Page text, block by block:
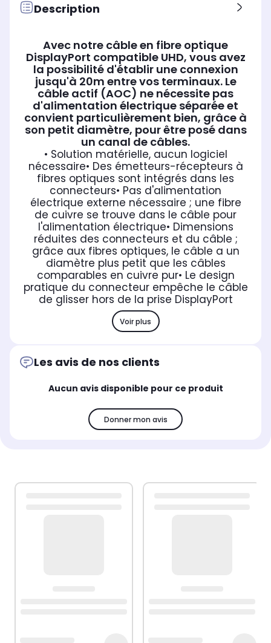
Description
Avec notre câble en fibre optique
DisplayPort compatible UHD, vous avez
la possibilité d'établir une connexion
jusqu'à 20m entre vos terminaux. Le
câble actif (AOC) ne nécessite pas
d'alimentation électrique séparée et
convient particulièrement bien, grâce à
son petit diamètre, pour être posé dans
un canal de câbles.
• Solution matérielle, aucun logiciel
nécessaire• Des émetteurs-récepteurs à
fibres optiques sont intégrés dans les
connecteurs• Pas d'alimentation
électrique externe nécessaire ; une fibre
de cuivre se trouve dans le câble pour
l'alimentation électrique• Dimensions
réduites des connecteurs et du câble ;
grâce aux fibres optiques, le câble a un
diamètre plus petit que les câbles
comparables en cuivre pur• Le design
pratique du connecteur empêche le câble
de glisser hors de la prise DisplayPort
Voir plus
Les avis de nos clients
Aucun avis disponible pour ce produit
Donner mon avis